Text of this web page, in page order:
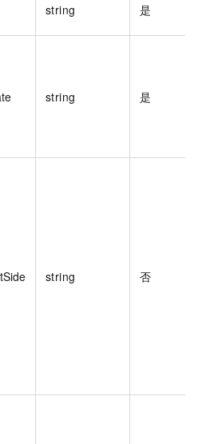
string 是
string 是
string 否